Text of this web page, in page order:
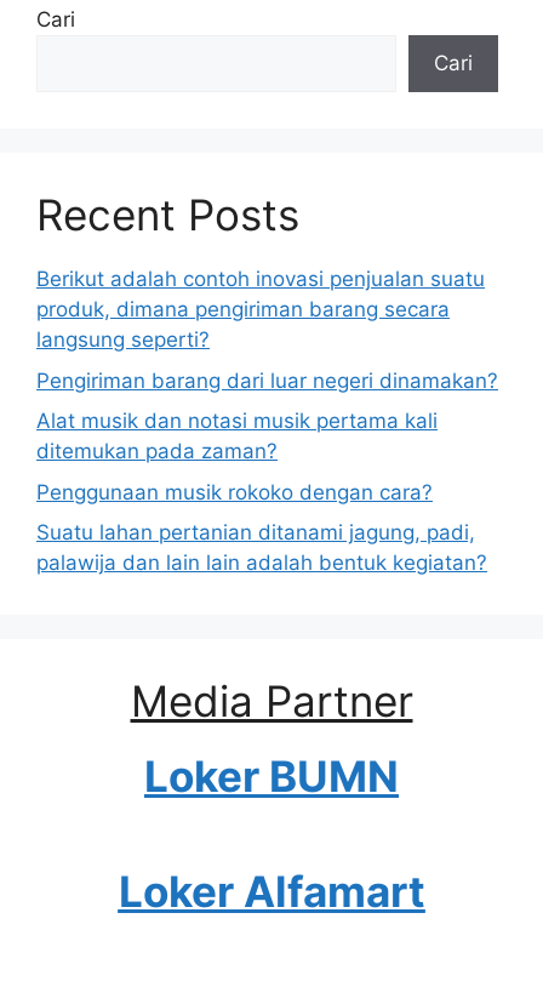
Cari
Cari
Recent Posts
Berikut adalah contoh inovasi penjualan suatu
produk, dimana pengiriman barang secara
langsung seperti?
Pengiriman barang dari luar negeri dinamakan?
Alat musik dan notasi musik pertama kali
ditemukan pada zaman?
Penggunaan musik rokoko dengan cara?
Suatu lahan pertanian ditanami jagung, padi,
palawija dan lain lain adalah bentuk kegiatan?
Media Partner
Loker BUMN
Loker Alfamart